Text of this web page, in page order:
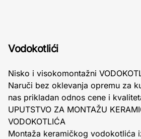
Vodokotlići
Nisko i visokomontažni
Naruči bez oklevanja opremu za
nas prikladan odnos cene i
UPUTSTVO ZA MONTAŽU
VODOKOTLIĆA
Montaža keramičkog vodokotlića